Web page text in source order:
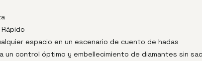
Rápido
espacio en un escenario de cuento de hadas
un control óptimo y embellecimiento de diamantes sin